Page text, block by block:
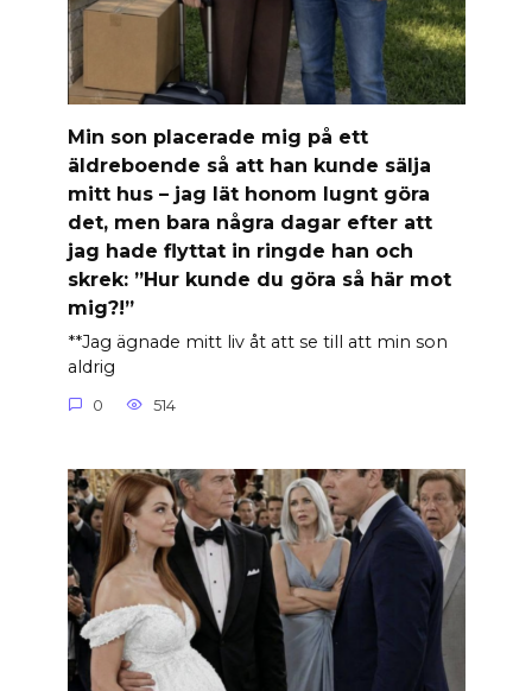
Min son placerade mig på ett
äldreboende så att han kunde sälja
mitt hus – jag lät honom lugnt göra
det, men bara några dagar efter att
jag hade flyttat in ringde han och
skrek: ”Hur kunde du göra så här mot
mig?!”
**Jag ägnade mitt liv åt att se till att min son
aldrig
0 514